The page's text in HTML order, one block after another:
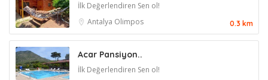
İlk Değerlendiren Sen ol!
Antalya Olimpos 0.3 km
Acar Pansiyon..
İlk Değerlendiren Sen ol!